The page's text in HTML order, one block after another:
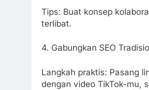
Tips: Buat konsep
terlibat.
4. Gabungkan SEO
Langkah praktis: Pasang
dengan video TikTok-mu,